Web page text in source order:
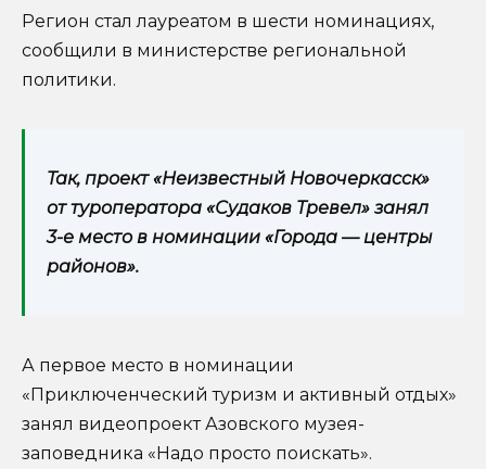
Регион стал лауреатом в шести номинациях,
сообщили в министерстве региональной
политики.
Так, проект «Неизвестный Новочеркасск»
от туроператора «Судаков Тревел» занял
3-е место в номинации «Города — центры
районов».
А первое место в номинации
«Приключенческий туризм и активный отдых»
занял видеопроект Азовского музея-
заповедника «Надо просто поискать».